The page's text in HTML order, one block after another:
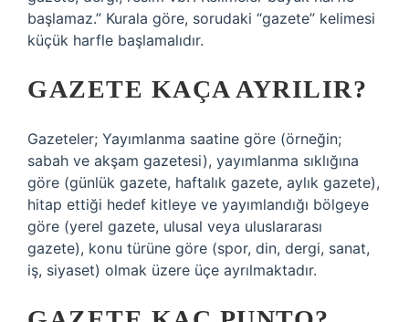
başlamaz.” Kurala göre, sorudaki “gazete” kelimesi
küçük harfle başlamalıdır.
GAZETE KAÇA AYRILIR?
Gazeteler; Yayımlanma saatine göre (örneğin;
sabah ve akşam gazetesi), yayımlanma sıklığına
göre (günlük gazete, haftalık gazete, aylık gazete),
hitap ettiği hedef kitleye ve yayımlandığı bölgeye
göre (yerel gazete, ulusal veya uluslararası
gazete), konu türüne göre (spor, din, dergi, sanat,
iş, siyaset) olmak üzere üçe ayrılmaktadır.